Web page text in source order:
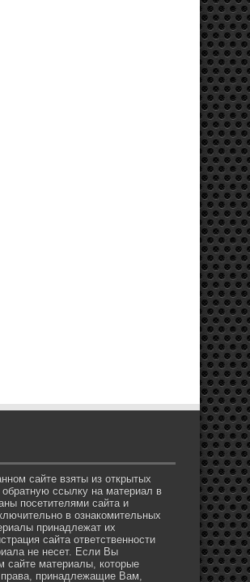
сайте взяты из открытых
ссылку на материал в
посетителями сайта и
в ознакомительных
принадлежат их
сайта ответственности
не несет. Если Вы
сайте материалы, которые
принадлежащие Вам,